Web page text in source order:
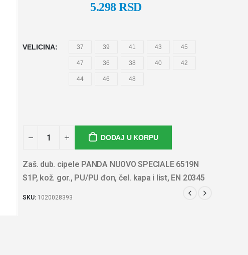
5.298RSD
VELICINA 37 39 41 43 45
47 36 38 40 42
44 46 48
DODAJ U KORPU
Zaš. dub. cipele PANDA NUOVO SPECIALE 6519N
S1P, kož. gor., PU/PU đon, čel. kapa i list, EN 20345
SKU: 1020028393